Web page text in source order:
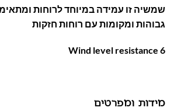
שמשיה זו עמידה במיוחד לרוחות
גבוהות ומקומות עם רוחות חזקות
Wind level resistance 6
מידות ומפרטים